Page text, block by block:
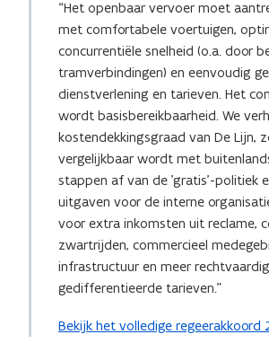
“Het openbaar vervoer moet
met comfortabele voertuigen,
concurrentiële snelheid (o.a. door
tramverbindingen) en eenvoudig
dienstverlening en tarieven. Het
wordt basisbereikbaarheid. We
kostendekkingsgraad van De Lijn,
vergelijkbaar wordt met
stappen af van de 'gratis'-politiek
uitgaven voor de interne
voor extra inkomsten uit reclame,
zwartrijden, commercieel
infrastructuur en meer
gedifferentieerde tarieven.”
Bekijk het volledige regeerakkoord